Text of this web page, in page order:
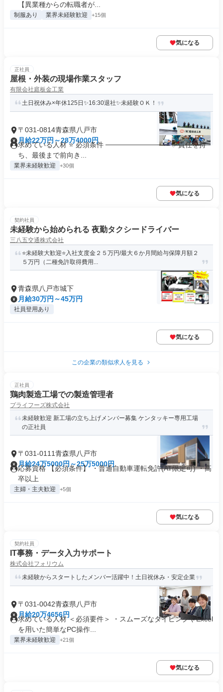
【異業種からの転職者が...
制服あり 業界未経験歓迎 +15個
気になる
正社員
屋根・外装の現場作業スタッフ
有限会社庭板金工業
土日祝休み×年休125日✨16:30退社✨未経験ＯＫ！
〒031-0814青森県八戸市
月給22万円～28万4000円
求めている人材 ⭐ 必須条件 ───────────── ✅責任を持
ち、最後まで前向き...
業界未経験歓迎 +30個
気になる
契約社員
未経験から始められる 夜勤タクシードライバー
三八五交通株式会社
⭐️未経験大歓迎⭐️入社支度金２５万円/最大６か月間給与保障月額２
５万円（二種免許取得費用...
青森県八戸市城下
月給30万円～45万円
社員登用あり
気になる
この企業の類似求人を見る
正社員
鶏肉製造工場での製造管理者
プライフーズ株式会社
未経験歓迎 新工場の立ち上げメンバー募集 ケンタッキー専用工場
の正社員
〒031-0111青森県八戸市
月給24万5000円～25万5000円
応募資格 【必須条件】 ・普通自動車運転免許(AT限定可) ・高
卒以上
主婦・主夫歓迎 +5個
気になる
契約社員
IT事務・データ入力サポート
株式会社フォリウム
未経験からスタートしたメンバー活躍中！土日祝休み・安定企業
〒031-0042青森県八戸市
月給20万4656円
求めている人材 ＜必須要件＞ ・スムーズなタイピングやExcel
を用いた簡単なPC操作...
業界未経験歓迎 +21個
気になる